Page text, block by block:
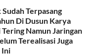
Terpasang
Di Dusun Karya
Tering Namun Jaringan
Terealisasi Juga
Ini